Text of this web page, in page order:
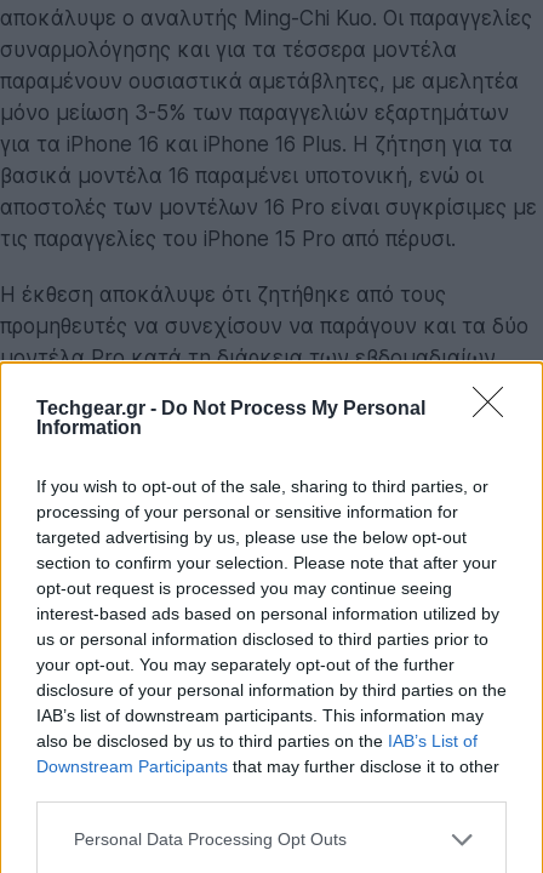
Techgear.gr - Do Not Process My Personal
Information
If you wish to opt-out of the sale, sharing to third parties, or
processing of your personal or sensitive information for
targeted advertising by us, please use the below opt-out
section to confirm your selection. Please note that after your
opt-out request is processed you may continue seeing
interest-based ads based on personal information utilized by
us or personal information disclosed to third parties prior to
your opt-out. You may separately opt-out of the further
disclosure of your personal information by third parties on the
IAB’s list of downstream participants. This information may
also be disclosed by us to third parties on the IAB’s List of
Downstream Participants that may further disclose it to other
Please note that this website/app uses one or more Google
Personal Data Processing Opt Outs
αποκάλυψε ο αναλυτής Ming-Chi Kuo. Οι παραγγελίες
συναρμολόγησης και για τα τέσσερα μοντέλα
παραμένουν ουσιαστικά αμετάβλητες, με αμελητέα
μόνο μείωση 3-5% των παραγγελιών εξαρτημάτων
για τα iPhone 16 και iPhone 16 Plus. Η ζήτηση για τα
βασικά μοντέλα 16 παραμένει υποτονική, ενώ οι
αποστολές των μοντέλων 16 Pro είναι συγκρίσιμες με
τις παραγγελίες του iPhone 15 Pro από πέρυσι.
Η έκθεση αποκάλυψε ότι ζητήθηκε από τους
προμηθευτές να συνεχίσουν να παράγουν και τα δύο
μοντέλα Pro κατά τη διάρκεια των εβδομαδιαίων
διακοπών της Εθνικής Ημέρας της Κίνας, πράγμα που
σημαίνει ότι η ζήτηση για το δίδυμο έχει γενικά
τηλέφωνα. Παρόλα αυτά, ο Kuo επεσήμανε ότι οι
τρέχοντες χρόνοι αποστολής για το 16 Pro είναι
μικρότεροι από εκείνους τουiPhone 15 Pro.